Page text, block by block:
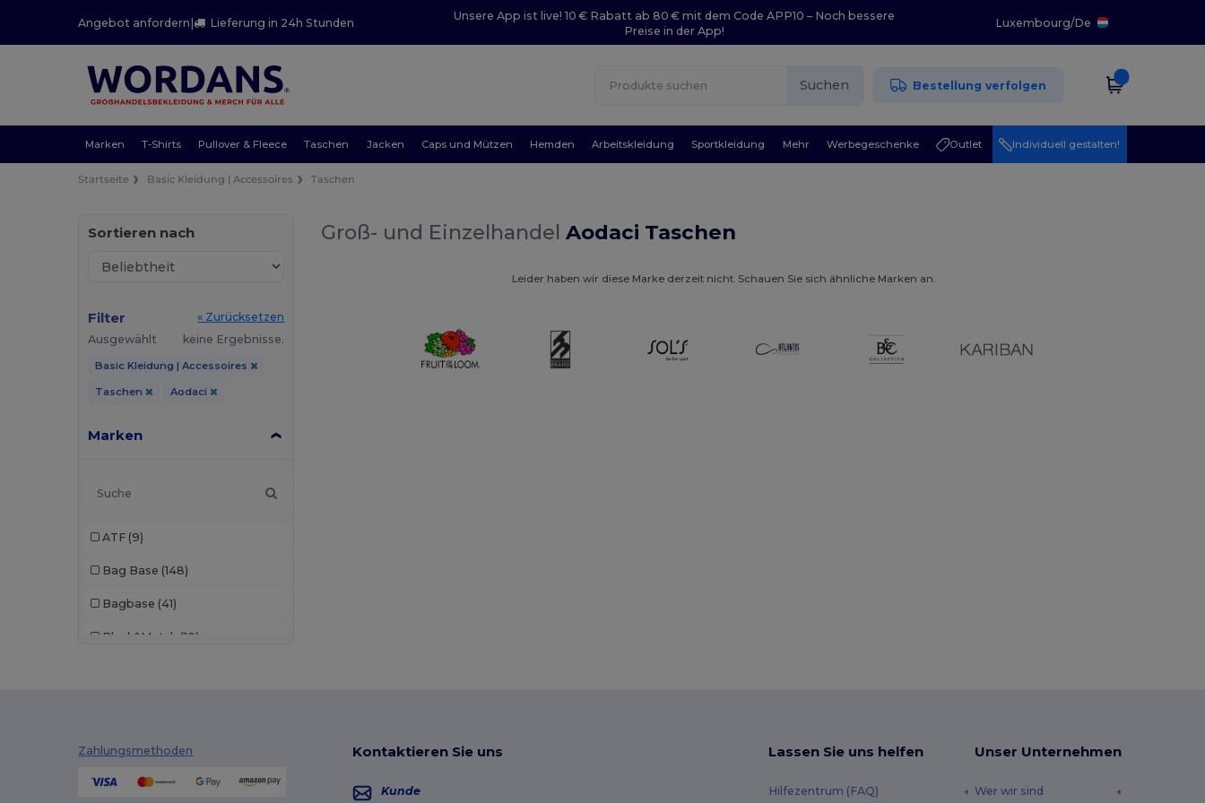
Angebot anfordern| Lieferung in 24h Stunden
Unsere App ist live! 10 € Rabatt ab 80 € mit dem Code APP10 – Noch bessere
Preise in der App!
Luxembourg/De
Suchen Bestellung verfolgen
Marken T-Shirts Pullover & Fleece Taschen Jacken Caps und Mützen Hemden Arbeitskleidung Sportkleidung Mehr Werbegeschenke Outlet Individuell gestalten!
Startseite Basic Kleidung | Accessoires Taschen
Sortieren nach
Filter
« Zurücksetzen
Ausgewählt
keine Ergebnisse.
Basic Kleidung | Accessoires
Taschen Aodaci
Marken
ATF (9)
Bag Base (148)
Bagbase (41)
Black&Match (10)
Groß- und Einzelhandel Aodaci Taschen
Leider haben wir diese Marke derzeit nicht. Schauen Sie sich ähnliche Marken an.
Zahlungsmethoden Kontaktieren Sie uns
Kunde
Lassen Sie uns helfen
Hilfezentrum (FAQ)
Unser Unternehmen
Wer wir sind